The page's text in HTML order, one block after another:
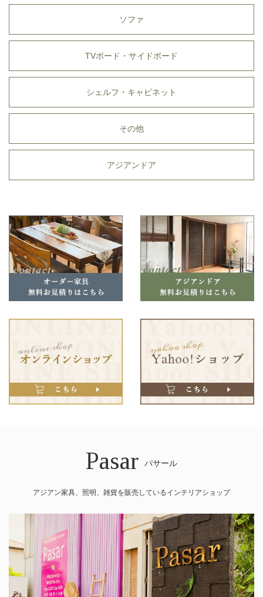
ソファ
TVボード・サイドボード
シェルフ・キャビネット
その他
アジアンドア
Pasar パサール
アジアン家具、照明、雑貨を販売しているインテリアショップ